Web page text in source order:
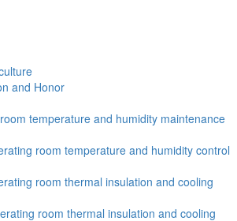
and Honor
temperature and humidity maintenance
room temperature and humidity control
room thermal insulation and cooling
room thermal insulation and cooling